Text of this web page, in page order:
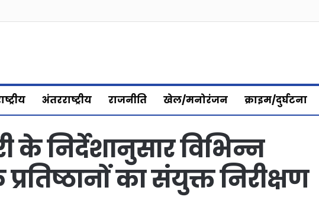
अंतरराष्ट्रीय राजनीति खेल/मनोरंजन क्राइम/दुर्घटना
के निर्देशानुसार विभिन्न
का संयुक्त निरीक्षण